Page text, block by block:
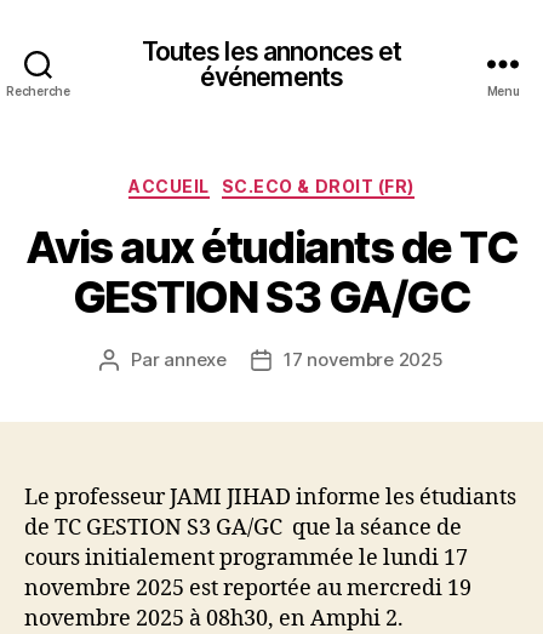
Recherche
Toutes les annonces et
événements
Menu
Catégories
ACCUEIL SC.ECO & DROIT (FR)
Avis aux étudiants de TC
GESTION S3 GA/GC
Auteur
Par annexe
Date17 novembre 2025
Le professeur JAMI JIHAD informe les étudiants
de TC GESTION S3 GA/GC que la séance de
cours initialement programmée le lundi 17
novembre 2025 est reportée au mercredi 19
novembre 2025 à 08h30, en Amphi 2.